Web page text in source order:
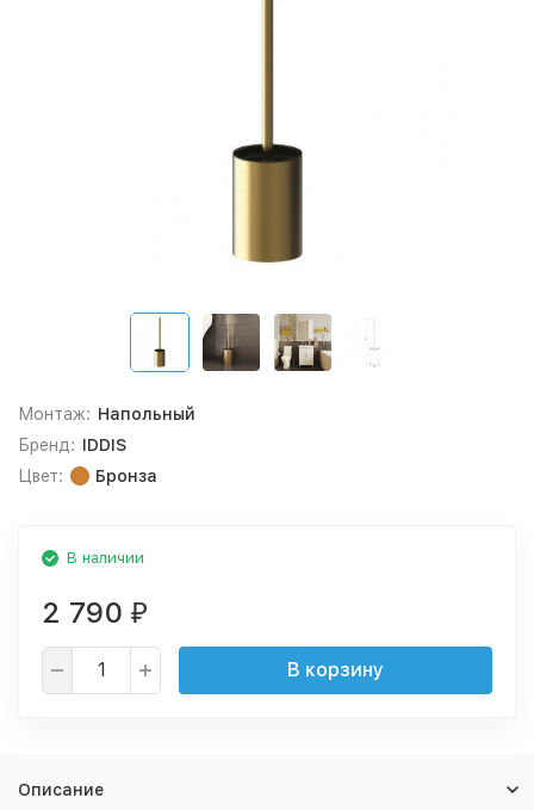
Монтаж: Напольный
Бренд: IDDIS
Цвет:
Бронза
В наличии
2 790 ₽
В корзину
Описание